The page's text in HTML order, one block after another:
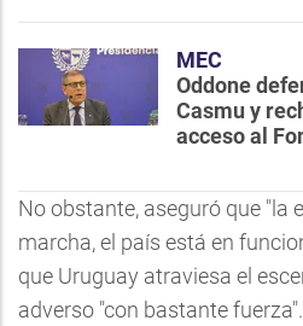
MEC
Oddone
Casmu y
acceso al
No obstante, aseguró que "la
marcha, el país está en
que Uruguay atraviesa el
adverso "con bastante fuerza".